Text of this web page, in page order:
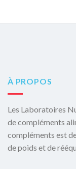
À PROPOS
Les Laboratoires
de compléments
compléments est
de poids et de